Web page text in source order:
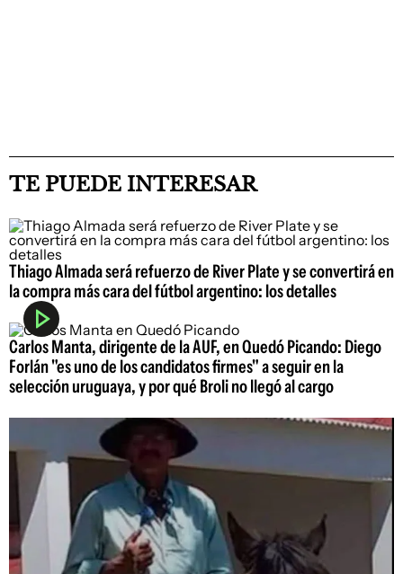
TE PUEDE INTERESAR
Thiago Almada será refuerzo de River Plate y se convertirá en
la compra más cara del fútbol argentino: los detalles
Carlos Manta, dirigente de la AUF, en Quedó Picando: Diego
Forlán "es uno de los candidatos firmes" a seguir en la
selección uruguaya, y por qué Broli no llegó al cargo